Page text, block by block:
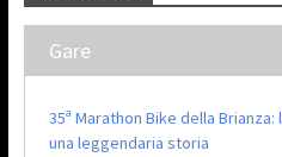
Gare
35ª Marathon Bike della
una leggendaria storia